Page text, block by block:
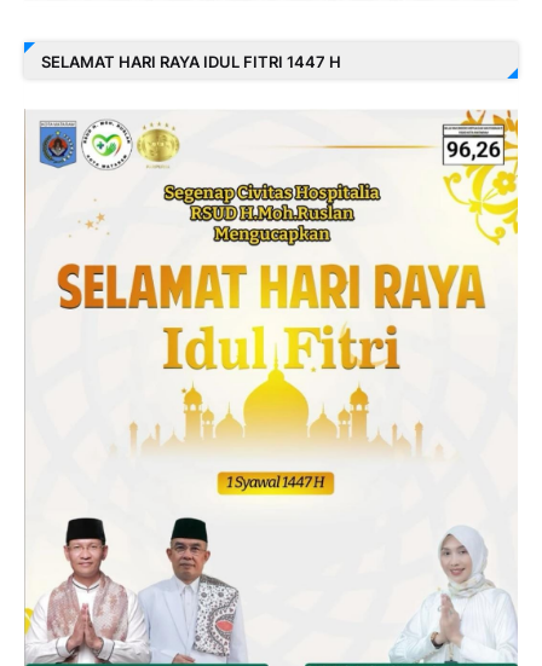
SELAMAT HARI RAYA IDUL FITRI 1447 H